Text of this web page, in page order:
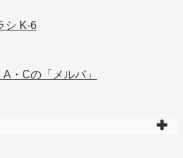
シ K-6
・Cの「メルバ」